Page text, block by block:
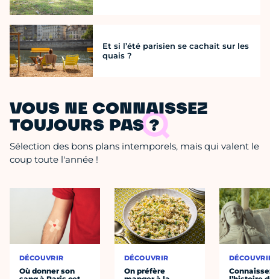
Et si l’été parisien se cachait sur les
quais ?
VOUS NE CONNAISSEZ
TOUJOURS PAS ?
Sélection des bons plans intemporels, mais qui valent le
coup toute l'année !
DÉCOUVRIR
Où donner son
DÉCOUVRIR
On préfère